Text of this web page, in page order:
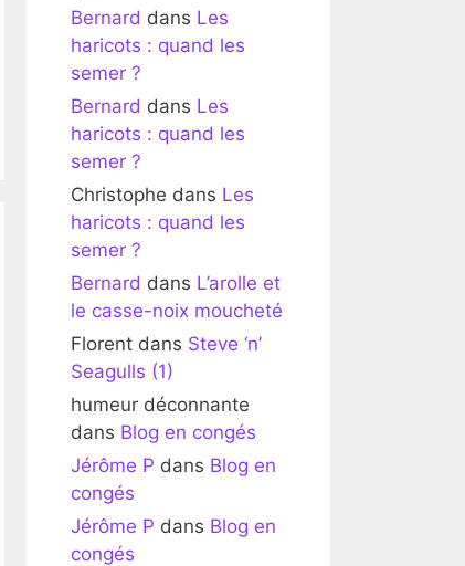
Bernard dans Les
haricots : quand les
semer ?
Bernard dans Les
haricots : quand les
semer ?
Christophe dans Les
haricots : quand les
semer ?
Bernard dans L’arolle et
le casse-noix moucheté
Florent dans Steve ‘n’
Seagulls (1)
humeur déconnante
dans Blog en congés
Jérôme P dans Blog en
congés
Jérôme P dans Blog en
congés